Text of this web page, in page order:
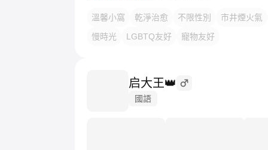
溫馨小窩 乾淨治愈 不限性別
市井煙火氣
慢時光
LGBTQ友好 寵物友好
启大王👑
國語